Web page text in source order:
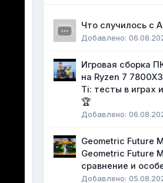
Что случилось с
Добавлено:
Игровая сборка
на Ryzen 7
Ti: тесты в играх
🏆
Добавлено:
Geometric Future
Geometric Future
сравнение и
Добавлено: